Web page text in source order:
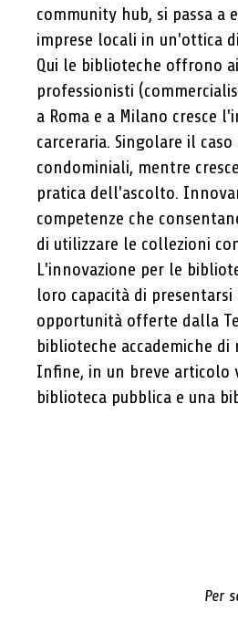
community hub, si passa a
imprese locali in un'ottica
Qui le biblioteche offrono
professionisti
a Roma e a Milano cresce
carceraria. Singolare il
condominiali, mentre
pratica dell'ascolto.
competenze che
di utilizzare le collezioni
L'innovazione per le
loro capacità di
opportunità offerte dalla
biblioteche accademiche
Infine, in un breve articolo
biblioteca pubblica e una
Per